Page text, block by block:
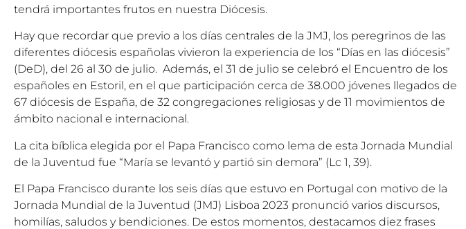
tendrá importantes frutos en nuestra Diócesis.
Hay que recordar que previo a los días centrales de la JMJ, los peregrinos de las
diferentes diócesis españolas vivieron la experiencia de los “Días en las diócesis”
(DeD), del 26 al 30 de julio. Además, el 31 de julio se celebró el Encuentro de los
españoles en Estoril, en el que participación cerca de 38.000 jóvenes
llegados de
67 diócesis de España, de 32 congregaciones religiosas y de 11 movimientos de
ámbito nacional e internacional.
La cita bíblica elegida por el Papa Francisco como lema de esta Jornada Mundial
de la Juventud fue “María se levantó y partió sin demora” (Lc 1, 39).
El Papa Francisco durante los seis días que estuvo en Portugal con motivo de la
Jornada Mundial de la Juventud (JMJ) Lisboa 2023 pronunció varios discursos,
homilías, saludos y bendiciones. De estos momentos, destacamos diez frases